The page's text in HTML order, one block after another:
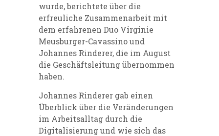
wurde, berichtete über die
erfreuliche Zusammenarbeit mit
dem erfahrenen Duo Virginie
Meusburger-Cavassino und
Johannes Rinderer, die im August
die Geschäftsleitung übernommen
haben.
Johannes Rinderer gab einen
Überblick über die Veränderungen
im Arbeitsalltag durch die
Digitalisierung und wie sich das